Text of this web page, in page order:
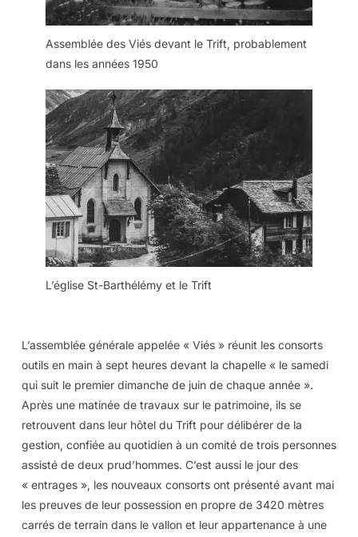
Assemblée des Viés devant le Trift, probablement
dans les années 1950
L’église St-Barthélémy et le Trift
L’assemblée générale appelée « Viés » réunit les consorts
outils en main à sept heures devant la chapelle « le samedi
qui suit le premier dimanche de juin de chaque année ».
Après une matinée de travaux sur le patrimoine, ils se
retrouvent dans leur hôtel du Trift pour délibérer de la
gestion, confiée au quotidien à un comité de trois personnes
assisté de deux prud’hommes. C’est aussi le jour des
« entrages », les nouveaux consorts ont présenté avant mai
les preuves de leur possession en propre de 3420 mètres
carrés de terrain dans le vallon et leur appartenance à une